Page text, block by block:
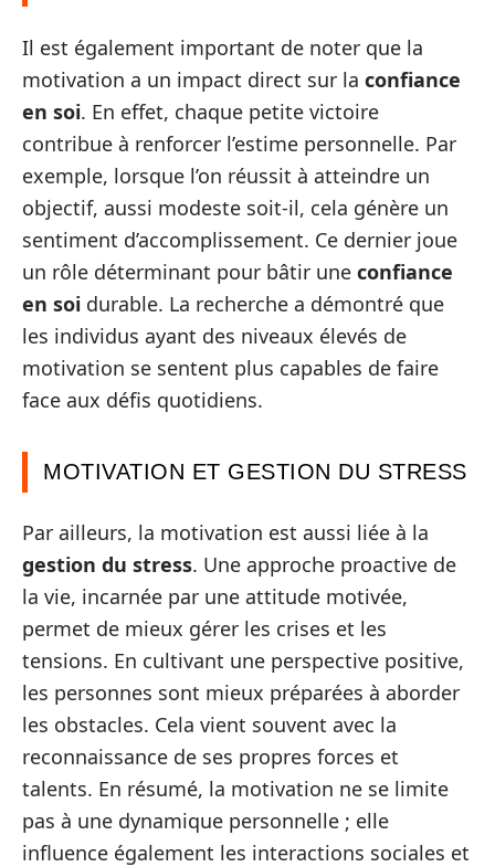
Il est également important de noter que la
motivation a un impact direct sur la confiance
en soi. En effet, chaque petite victoire
contribue à renforcer l’estime personnelle. Par
exemple, lorsque l’on réussit à atteindre un
objectif, aussi modeste soit-il, cela génère un
sentiment d’accomplissement. Ce dernier joue
un rôle déterminant pour bâtir une confiance
en soi durable. La recherche a démontré que
les individus ayant des niveaux élevés de
motivation se sentent plus capables de faire
face aux défis quotidiens.
MOTIVATION ET GESTION DU STRESS
Par ailleurs, la motivation est aussi liée à la
gestion du stress. Une approche proactive de
la vie, incarnée par une attitude motivée,
permet de mieux gérer les crises et les
tensions. En cultivant une perspective positive,
les personnes sont mieux préparées à aborder
les obstacles. Cela vient souvent avec la
reconnaissance de ses propres forces et
talents. En résumé, la motivation ne se limite
pas à une dynamique personnelle ; elle
influence également les interactions sociales et